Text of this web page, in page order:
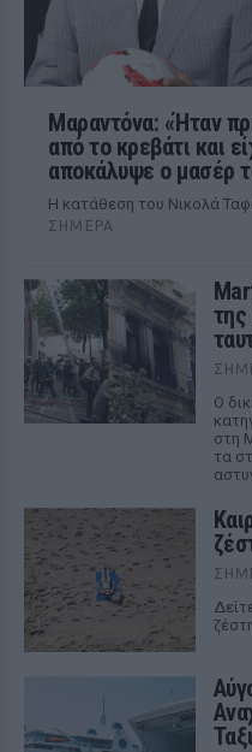
Μαραντόνα: «Ήταν
από το κρεβάτι και
αποκάλυψε ο μασέρ
Η κατάθεση του Νικολά
ΣΉΜΕΡΑ
της
Ο
στη
τα